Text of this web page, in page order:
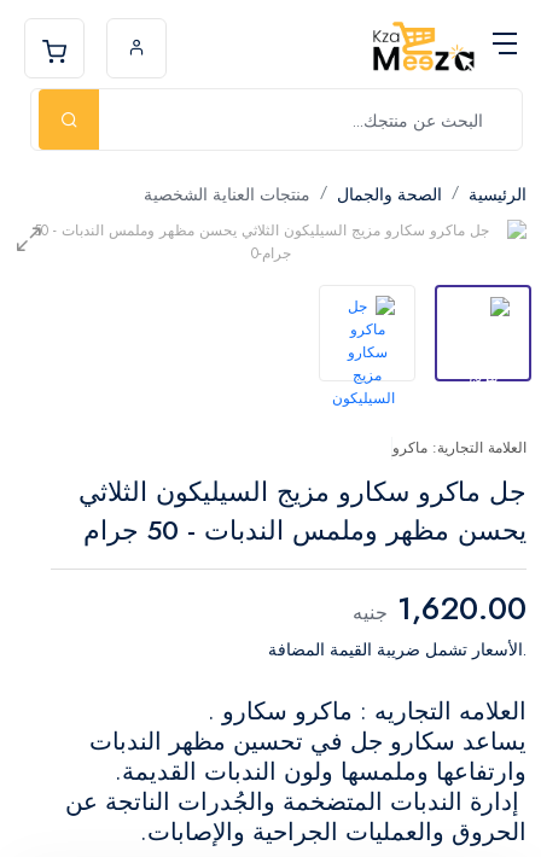
الرئيسية الصحة والجمال منتجات العناية الشخصية
العلامة التجارية: ماكرو
جل ماكرو سكارو مزيج السيليكون الثلاثي
يحسن مظهر وملمس الندبات - 50 جرام
1,620.00 جنيه
.الأسعار تشمل ضريبة القيمة المضافة
العلامه التجاريه : ماكرو سكارو .
يساعد سكارو جل في تحسين مظهر الندبات
وارتفاعها وملمسها ولون الندبات القديمة.
إدارة الندبات المتضخمة والجُدرات الناتجة عن
الحروق والعمليات الجراحية والإصابات.